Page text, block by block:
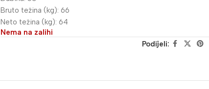
Bruto težina (kg): 66
Neto težina (kg): 64
Nema na zalihi
Podijeli: